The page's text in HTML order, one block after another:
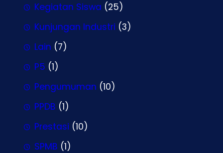
Kegiatan Siswa (25)
Kunjungan Industri (3)
Lain (7)
P5 (1)
Pengumuman (10)
PPDB (1)
Prestasi (10)
SPMB (1)